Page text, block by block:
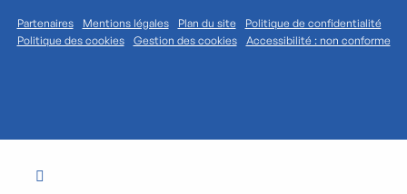
Partenaires Mentions légales Plan du site
Politique de confidentialité
Politique des cookies
Gestion des cookies Accessibilité : non conforme